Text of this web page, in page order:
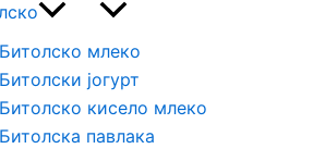
Битолско млеко
Битолски јогурт
Битолско кисело млеко
Битолска павлака